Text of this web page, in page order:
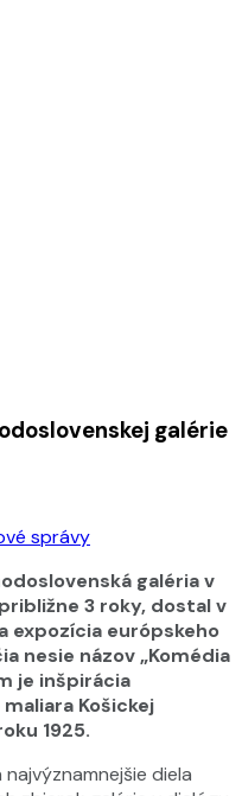
správy
galérie
galéria v
3 roky, dostal v
expozícia európskeho
nesie názov „Komédia
je inšpirácia
Košickej
1925.
diela